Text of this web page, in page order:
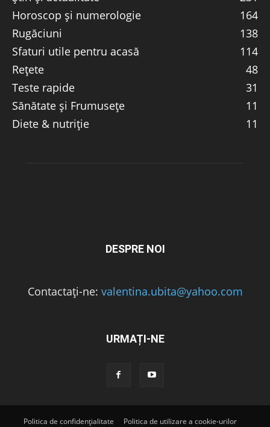
Horoscop și numerologie
164
Rugăciuni
138
Sfaturi utile pentru acasă
114
Rețete
48
Teste rapide
31
Sănătate și Frumusețe
11
Diete & nutriție
11
DESPRE NOI
Contactați-ne: valentina.ubita@yahoo.com
URMAȚI-NE
Politica de confidențialitate Politica de utilizare a cookie-urilor